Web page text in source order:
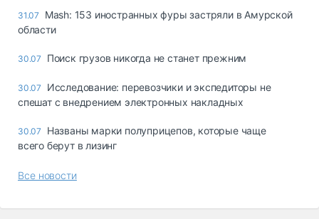
31.07
Mash: 153 иностранных фуры застряли в Амурской
области
30.07 Поиск грузов никогда не станет прежним
30.07
Исследование: перевозчики и экспедиторы не
спешат с внедрением электронных накладных
30.07
Названы марки полуприцепов, которые чаще
всего берут в лизинг
Все новости